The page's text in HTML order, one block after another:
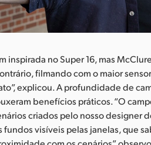
inspirada no Super 16, mas
filmando com o maior
explicou. A profundidade de
benefícios práticos. “O
criados pelo nosso designer
visíveis pelas janelas, que